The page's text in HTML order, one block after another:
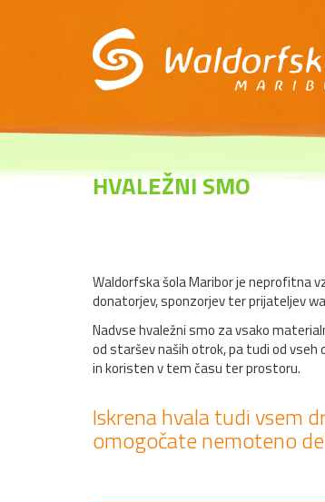
HVALEŽNI SMO
Waldorfska šola Maribor je neprofitna
donatorjev, sponzorjev ter prijateljev
Nadvse hvaležni smo za vsako
od staršev naših otrok, pa tudi od vseh
in koristen v tem času ter prostoru.
Iskrena hvala tudi vsem
omogočate nemoteno